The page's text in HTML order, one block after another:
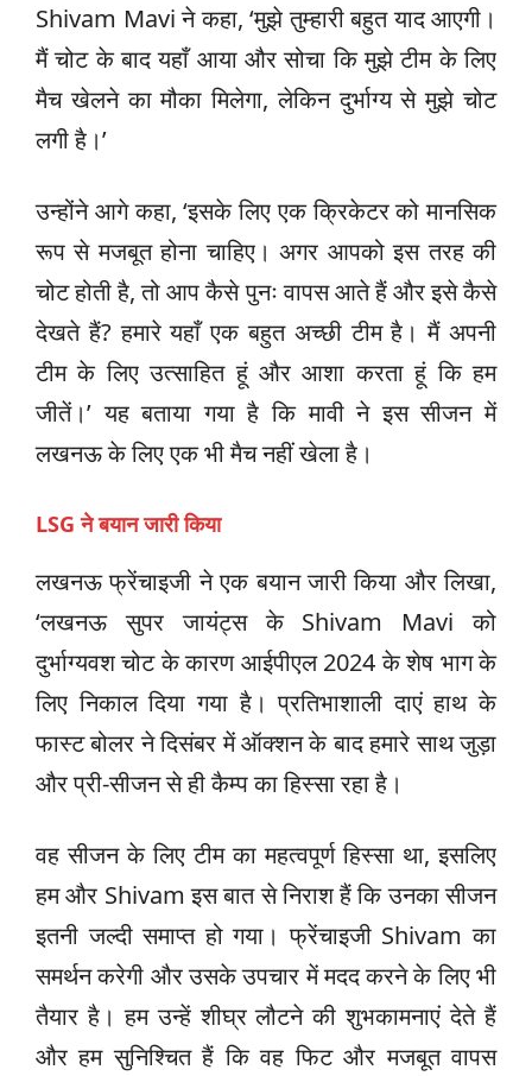
Shivam Mavi ने कहा, ‘मुझे तुम्हारी बहुत याद आएगी।
मैं चोट के बाद यहाँ आया और सोचा कि मुझे टीम के लिए
मैच खेलने का मौका मिलेगा, लेकिन दुर्भाग्य से मुझे चोट
लगी है।’
उन्होंने आगे कहा, ‘इसके लिए एक क्रिकेटर को मानसिक
रूप से मजबूत होना चाहिए। अगर आपको इस तरह की
चोट होती है, तो आप कैसे पुनः वापस आते हैं और इसे कैसे
देखते हैं? हमारे यहाँ एक बहुत अच्छी टीम है। मैं अपनी
टीम के लिए उत्साहित हूं और आशा करता हूं कि हम
जीतें।’ यह बताया गया है कि मावी ने इस सीजन में
लखनऊ के लिए एक भी मैच नहीं खेला है।
LSG ने बयान जारी किया
लखनऊ फ्रेंचाइजी ने एक बयान जारी किया और लिखा,
‘लखनऊ सुपर जायंट्स के Shivam Mavi को
दुर्भाग्यवश चोट के कारण आईपीएल 2024 के शेष भाग के
लिए निकाल दिया गया है। प्रतिभाशाली दाएं हाथ के
फास्ट बोलर ने दिसंबर में ऑक्शन के बाद हमारे साथ जुड़ा
और प्री-सीजन से ही कैम्प का हिस्सा रहा है।
वह सीजन के लिए टीम का महत्वपूर्ण हिस्सा था, इसलिए
हम और Shivam इस बात से निराश हैं कि उनका सीजन
इतनी जल्दी समाप्त हो गया। फ्रेंचाइजी Shivam का
समर्थन करेगी और उसके उपचार में मदद करने के लिए भी
तैयार है। हम उन्हें शीघ्र लौटने की शुभकामनाएं देते हैं
और हम सुनिश्चित हैं कि वह फिट और मजबूत वापस